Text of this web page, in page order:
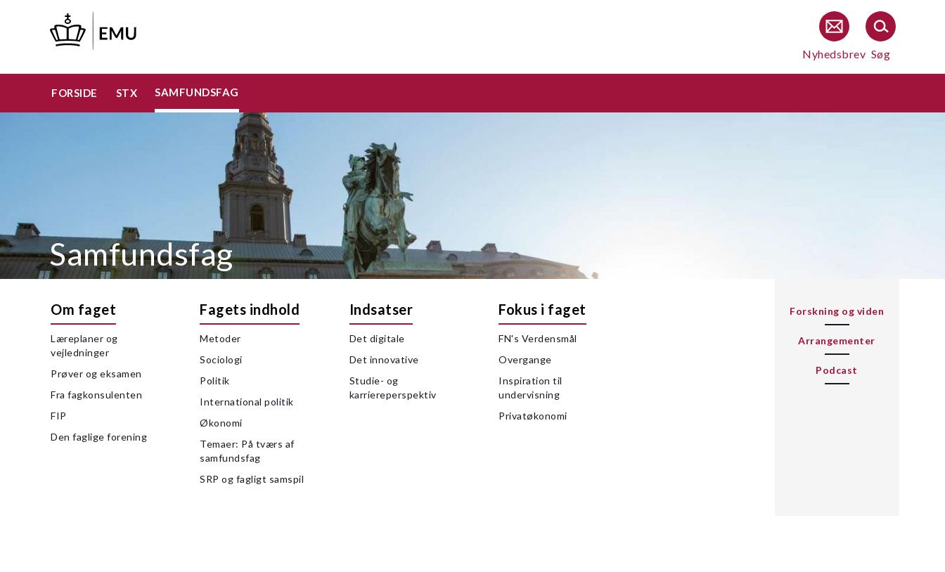
hovedindhold
Nyhedsbrev Søg
FORSIDE STX SAMFUNDSFAG
Samfundsfag
Om faget
Læreplaner og
vejledninger
Prøver og eksamen
Fra fagkonsulenten
FIP
Den faglige forening
Fagets indhold
Metoder
Sociologi
Politik
International politik
Økonomi
Temaer: På tværs af
samfundsfag
SRP og fagligt samspil
Indsatser
Det digitale
Det innovative
Studie- og
karriereperspektiv
Fokus i faget
FN's Verdensmål
Overgange
Inspiration til
undervisning
Privatøkonomi
Forskning og viden
Arrangementer
Podcast